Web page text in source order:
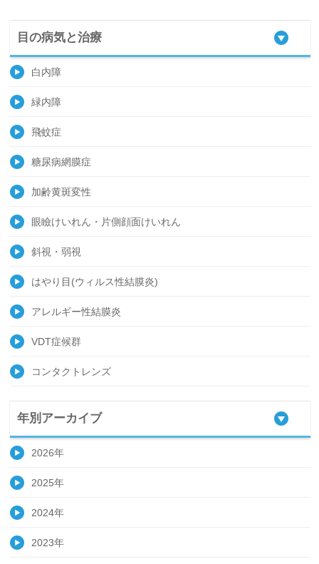
目の病気と治療
白内障
緑内障
飛蚊症
糖尿病網膜症
加齢黄斑変性
眼瞼けいれん・片側顔面けいれん
斜視・弱視
はやり目(ウィルス性結膜炎)
アレルギー性結膜炎
VDT症候群
コンタクトレンズ
年別アーカイブ
2026年
2025年
2024年
2023年